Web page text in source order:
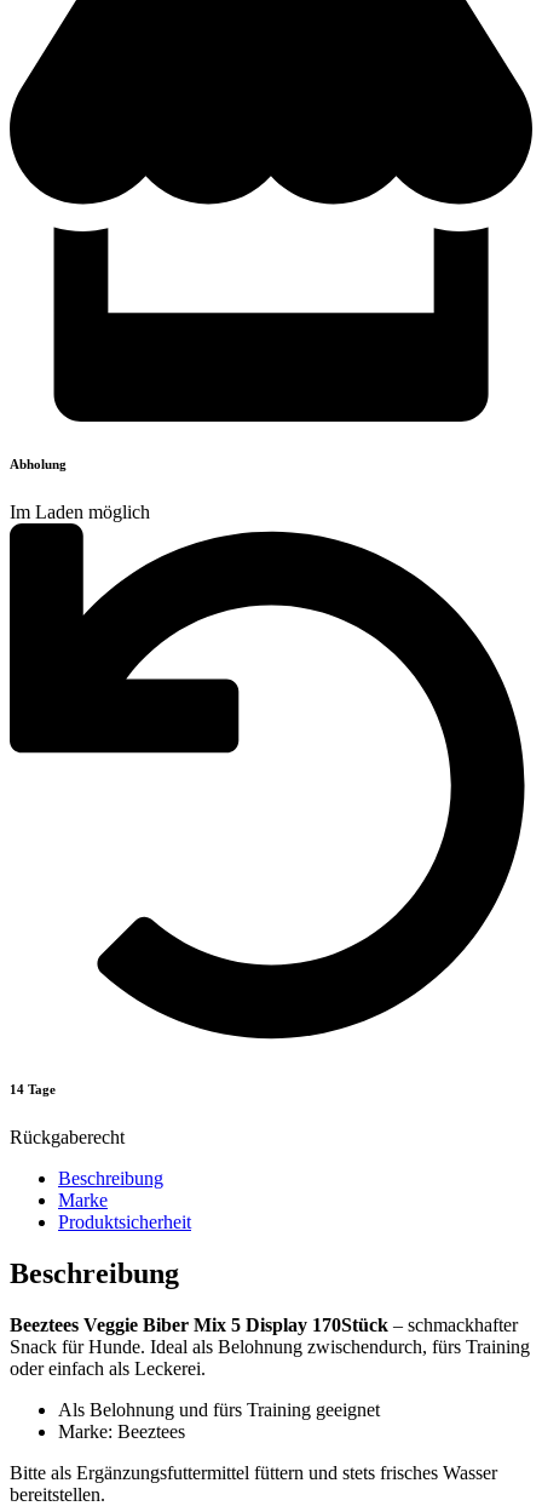
Abholung
Im Laden möglich
14 Tage
Rückgaberecht
Beschreibung
Marke
Produktsicherheit
Beschreibung
Beeztees Veggie Biber Mix 5 Display 170Stück – schmackhafter
Snack für Hunde. Ideal als Belohnung zwischendurch, fürs Training
oder einfach als Leckerei.
Als Belohnung und fürs Training geeignet
Marke: Beeztees
Bitte als Ergänzungsfuttermittel füttern und stets frisches Wasser
bereitstellen.